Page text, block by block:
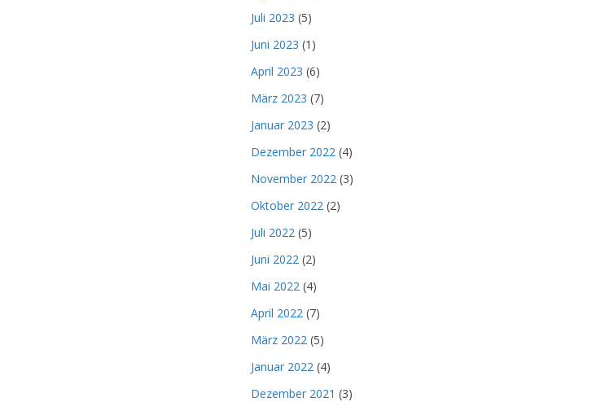
Juli 2023 (5)
Juni 2023 (1)
April 2023 (6)
März 2023 (7)
Januar 2023 (2)
Dezember 2022 (4)
November 2022 (3)
Oktober 2022 (2)
Juli 2022 (5)
Juni 2022 (2)
Mai 2022 (4)
April 2022 (7)
März 2022 (5)
Januar 2022 (4)
Dezember 2021 (3)